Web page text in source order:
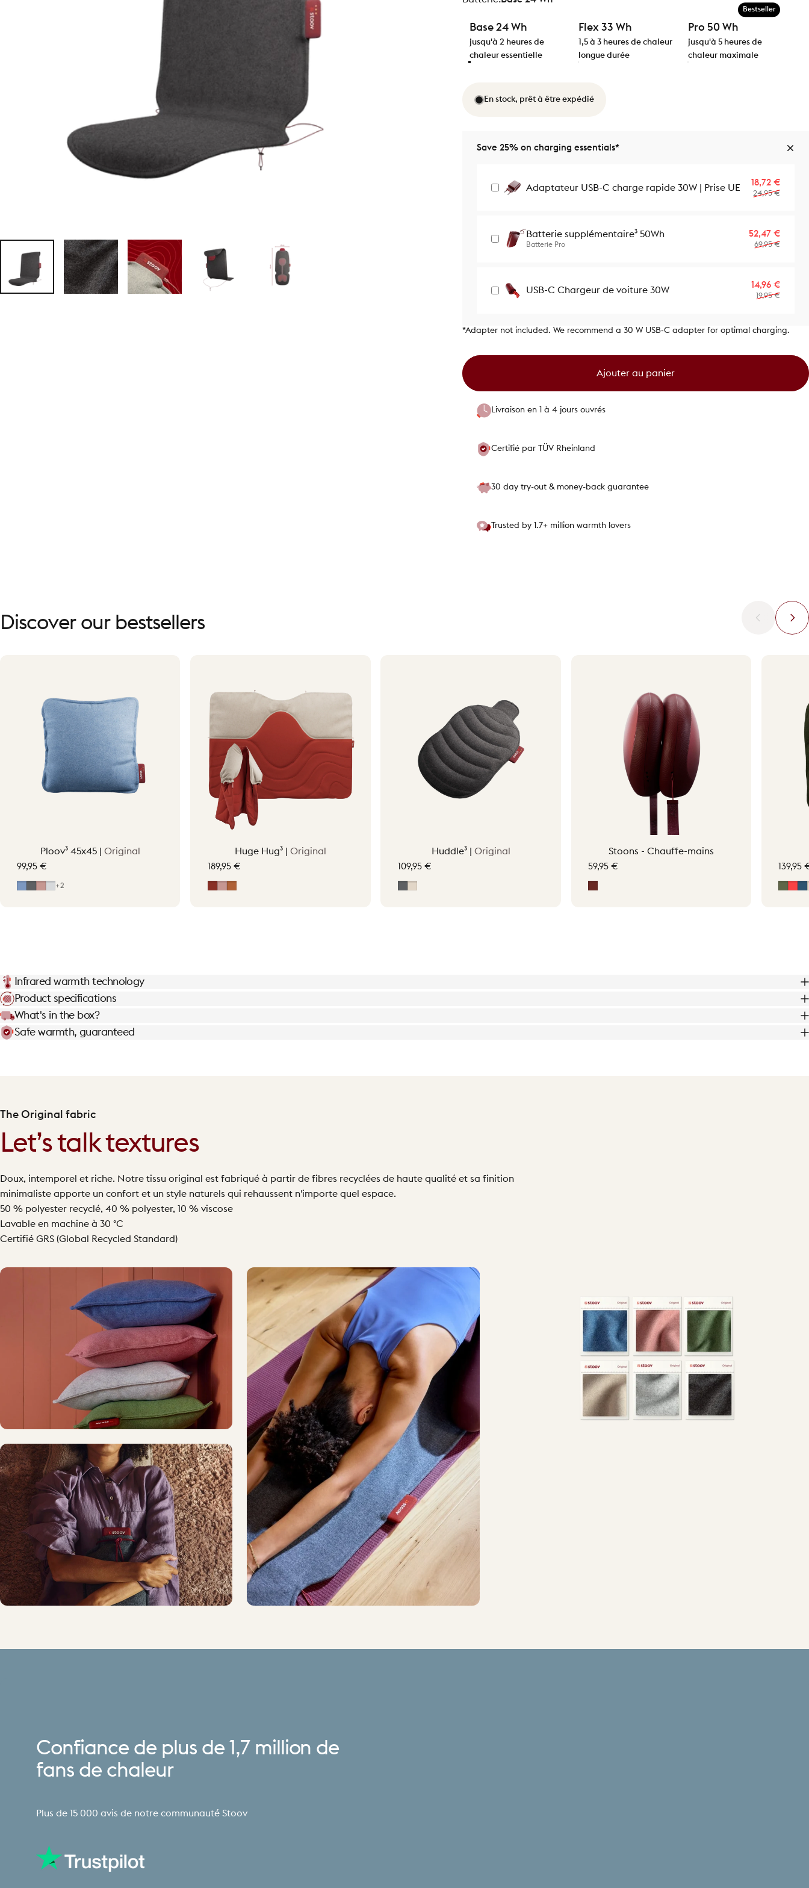
Base 24 Wh
jusqu'à 2 heures de
chaleur essentielle
Flex 33 Wh
1,5 à 3 heures de chaleur
longue durée
Pro 50 Wh
jusqu'à 5 heures de
chaleur maximale
Bestseller
En stock, prêt à être expédié
Save 25% on charging essentials*
Adaptateur USB-C charge rapide 30W | Prise UE
Prix
18,72 €Prix
24,95 €
Batterie supplémentaire³ 50Wh
Batterie Pro
Prix
52,47 €Prix
69,95 €
USB-C Chargeur de voiture 30W
Prix
14,96 €Prix
19,95 €
*Adapter not included. We recommend a 30 W USB‑C adapter for optimal charging.
Ajouter au panier
Livraison en 1 à 4 jours ouvrés
Certifié par TÜV Rheinland
30 day try-out & money-back guarantee
Trusted by 1.7+ million warmth lovers
Discover our bestsellers
Ploov³ 45x45 | Original
99,95 €
Bleu classique
Rose pâle
Gris clair
+2
Huge Hug³ | Original
189,95 €
Huddle³ | Original
109,95 €
Stoons - Chauffe-mains
59,95 € 139,95
Vert
Infrared warmth technology
Product specifications
What's in the box?
Safe warmth, guaranteed
The Original fabric
Let’s talk textures
Doux, intemporel et riche. Notre tissu original est fabriqué à partir de fibres recyclées de haute qualité et sa finition
minimaliste apporte un confort et un style naturels qui rehaussent n'importe quel espace.
50 % polyester recyclé, 40 % polyester, 10 % viscose
Lavable en machine à 30 °C
Certifié GRS (Global Recycled Standard)
Confiance de plus de 1,7 million de
fans de chaleur
Plus de 15 000 avis de notre communauté Stoov